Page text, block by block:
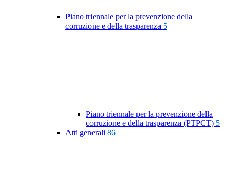
Piano triennale per la prevenzione della
corruzione e della trasparenza 5
Piano triennale per la prevenzione della
corruzione e della trasparenza (PTPCT) 5
Atti generali 86